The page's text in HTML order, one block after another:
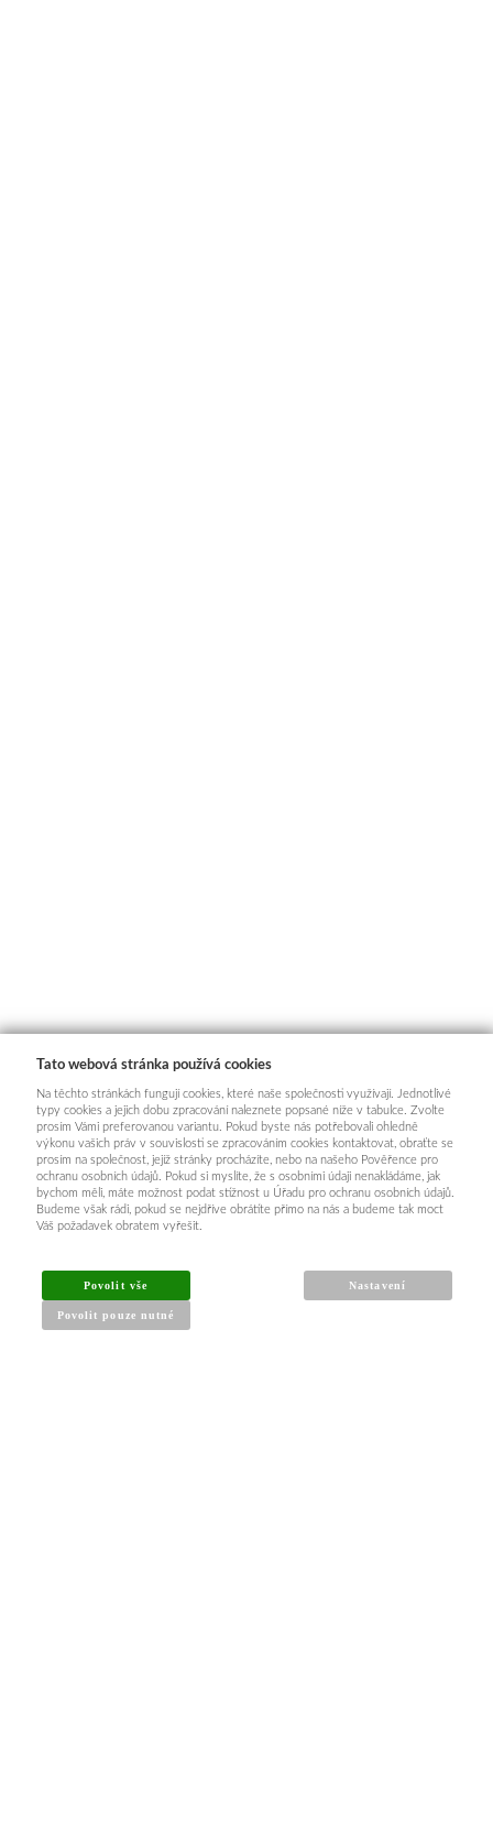
INFORMACE PRO KUPUJÍCÍ
Obchodní podmínky
Tato webová stránka používá cookies
Na těchto stránkách fungují cookies, které naše společnosti využívají. Jednotlivé
typy cookies a jejich dobu zpracování naleznete popsané níže v tabulce. Zvolte
prosím Vámi preferovanou variantu. Pokud byste nás potřebovali ohledně
výkonu vašich práv v souvislosti se zpracováním cookies kontaktovat, obraťte se
prosím na společnost, jejíž stránky procházíte, nebo na našeho Pověřence pro
ochranu osobních údajů. Pokud si myslíte, že s osobními údaji nenakládáme, jak
bychom měli, máte možnost podat stížnost u Úřadu pro ochranu osobních údajů.
Budeme však rádi, pokud se nejdříve obrátíte přímo na nás a budeme tak moct
Váš požadavek obratem vyřešit.
Povolit vše
Povolit pouze nutné
Nastavení